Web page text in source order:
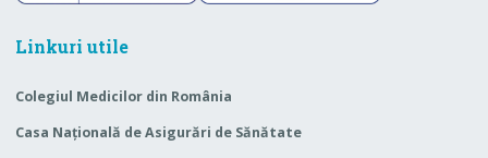
Linkuri utile
Colegiul Medicilor din România
Casa Naţională de Asigurări de Sănătate